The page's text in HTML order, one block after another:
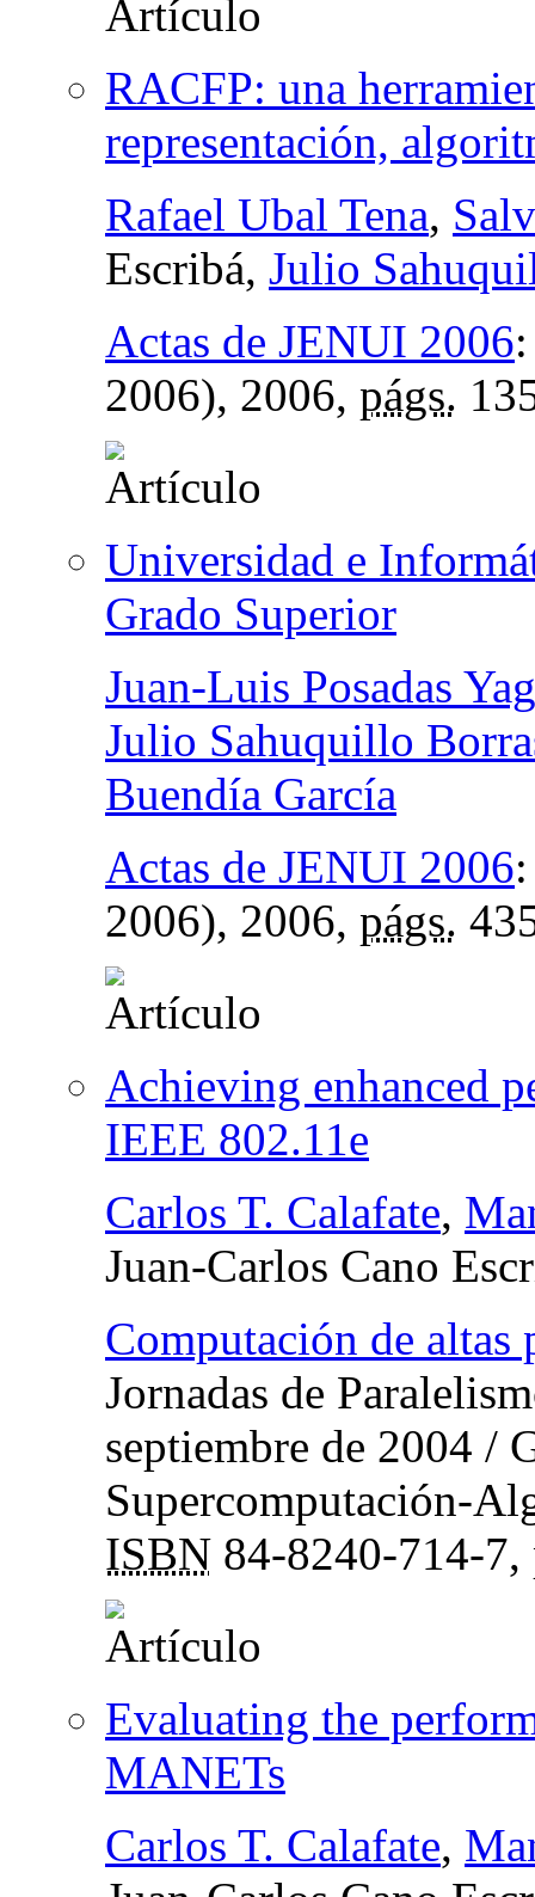
RACFP: una
representación,
Rafael Ubal Tena,
Escribá, Julio
Actas de JENUI 2006
2006), 2006, págs.
Universidad e
Grado Superior
Juan-Luis Posadas
Julio Sahuquillo
Buendía García
Actas de JENUI 2006
2006), 2006, págs.
Achieving enhanced
IEEE 802.11e
Carlos T. Calafate,
Juan-Carlos Cano
Computación de altas
Jornadas de
septiembre de 2004 /
Supercomputación-
ISBN 84-8240-714-7,
Evaluating the
MANETs
Carlos T. Calafate,